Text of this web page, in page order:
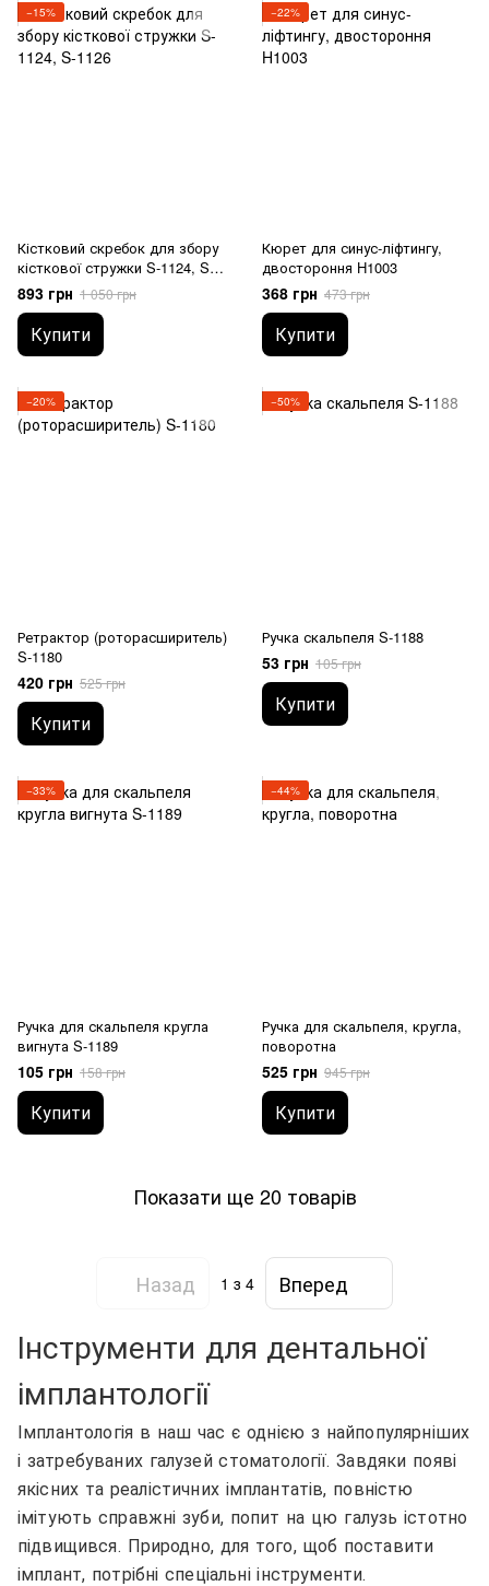
−15%
Кістковий скребок для збору
кісткової стружки S-1124, S-
1126
893 грн 1 050 грн
Купити
−22%
Кюрет для синус-ліфтингу,
двостороння H1003
368 грн 473 грн
Купити
−20%
Ретрактор (роторасширитель)
S-1180
420 грн 525 грн
Купити
−50%
Ручка скальпеля S-1188
53 грн 105 грн
Купити
−33%
Ручка для скальпеля кругла
вигнута S-1189
105 грн 158 грн
Купити
−44%
Ручка для скальпеля, кругла,
поворотна
525 грн 945 грн
Купити
Показати ще 20 товарів
Назад 1 з 4 Вперед
Інструменти для дентальної
імплантології
Імплантологія в наш час є однією з найпопулярніших
і затребуваних галузей стоматології. Завдяки появі
якісних та реалістичних імплантатів, повністю
імітують справжні зуби, попит на цю галузь істотно
підвищився. Природно, для того, щоб поставити
імплант, потрібні спеціальні інструменти.